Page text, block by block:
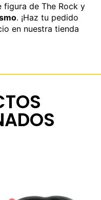
figura de The Rock y
. ¡Haz tu pedido
en nuestra tienda